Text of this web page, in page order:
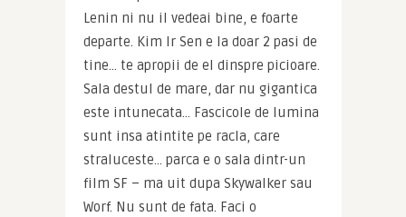
Lenin ni nu il vedeai bine, e foarte
departe. Kim Ir Sen e la doar 2 pasi de
tine… te apropii de el dinspre picioare.
Sala destul de mare, dar nu gigantica
este intunecata… Fascicole de lumina
sunt insa atintite pe racla, care
straluceste… parca e o sala dintr-un
film SF – ma uit dupa Skywalker sau
Worf. Nu sunt de fata. Faci o